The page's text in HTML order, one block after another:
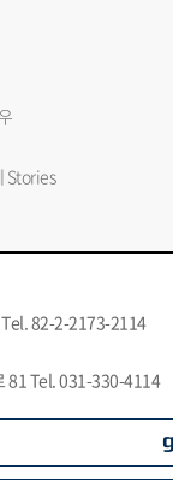
Stories
Tel. 82-2-2173-2114
81 Tel. 031-330-4114